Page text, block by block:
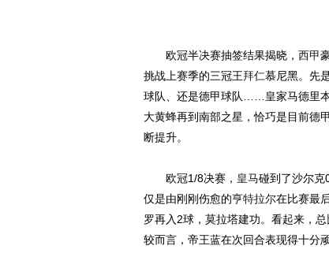
欧冠半决赛抽签结果揭晓， 西甲
挑战上赛季的三冠王拜仁慕尼黑。先
球队、还是德甲球队……皇家马德里
大黄蜂再到南部之星，恰巧是目前德
断提升。
欧冠1/8决赛， 皇马碰到了沙尔克
仅是由刚刚伤愈的亨特拉尔在比赛最
罗再入2球，莫拉塔建功。看起来，总
较而言，帝王蓝在次回合表现得十分